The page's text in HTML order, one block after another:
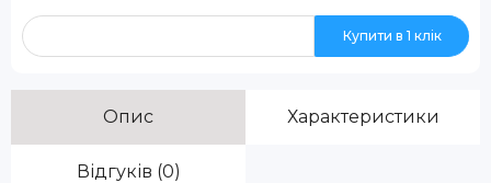
Купити в 1 клік
Опис Характеристики
Відгуків (0)